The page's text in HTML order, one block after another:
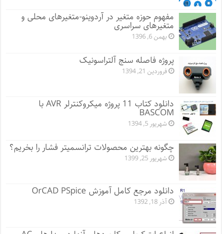
مفهوم حوزه متغیر در آردوینو-متغیرهای محلی و
متغیرهای سراسری
بهمن 6, 1396
پروژه فاصله سنج آلتراسونیک
فروردین 21, 1394
دانلود کتاب 11 پروژه میکروکنترلر AVR با
BASCOM
شهریور 5, 1394
چگونه بهترین محصولات ترانسمیتر فشار را بخریم؟
شهریور 25, 1399
دانلود مرجع کامل آموزش OrCAD PSpice
آذر 18, 1392